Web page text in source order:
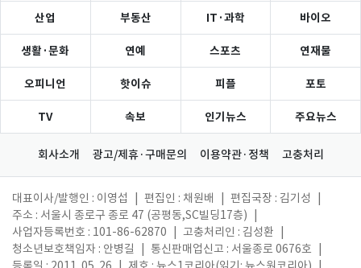
산업 부동산 IT·과학 바이오
생활·문화 연예 스포츠 연재물
오피니언 핫이슈 피플 포토
TV 속보 인기뉴스 주요뉴스
회사소개 광고/제휴·구매문의 이용약관·정책 고충처리
대표이사/발행인 : 이영섭 편집인 : 채원배 편집국장 : 김기성
주소 : 서울시 종로구 종로 47 (공평동,SC빌딩17층)
사업자등록번호 : 101-86-62870
고충처리인 : 김성환
청소년보호책임자 : 안병길
통신판매업신고 : 서울종로 0676호